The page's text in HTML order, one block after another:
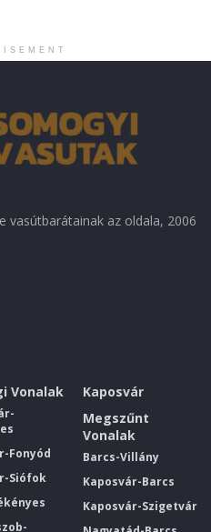
vasútbarátainak az oldala, 2006
Vonalak
Fonyód
Siófok
Kaposvár
Megszűnt
Vonalak
Barcs-Villány
Kaposvár-Barcs
Kaposvár-Szigetvár